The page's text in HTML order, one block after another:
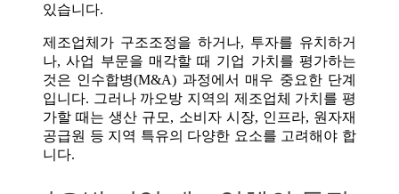
있습니다.
제조업체가 구조조정을 하거나, 투자를 유치하거
나, 사업 부문을 매각할 때 기업 가치를 평가하는
것은 인수합병(M&A) 과정에서 매우 중요한 단계
입니다. 그러나 까오방 지역의 제조업체 가치를 평
가할 때는 생산 규모, 소비자 시장, 인프라, 원자재
공급원 등 지역 특유의 다양한 요소를 고려해야 합
니다.